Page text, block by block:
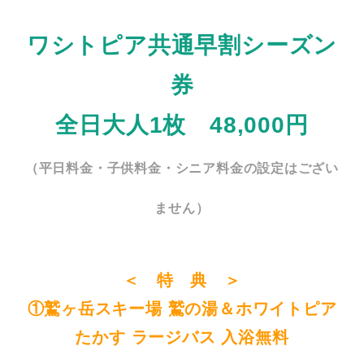
ワシトピア共通早割シーズン
券
全日大人1枚 48,000円
（平日料金・子供料金・シニア料金の設定はござい
ません）
＜ 特 典 ＞
①鷲ヶ岳スキー場 鷲の湯＆ホワイトピア
たかす ラージバス 入浴無料